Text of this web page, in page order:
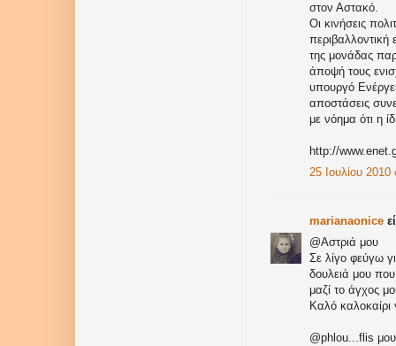
στον Αστακό.
Οι κινήσεις
περιβαλλοντική
της μονάδας
άποψή τους
υπουργό
αποστάσεις
με νόημα ότι η
http://
25 Ιουλίου 2010
marianaonice
@Αστριά μου
Σε λίγο φεύγω
δουλειά μου
μαζί το άγχος
Καλό καλοκαίρι
@phlou...flis μου